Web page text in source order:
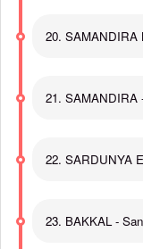
20. SAMANDIRA
21. SAMANDIRA
22. SARDUNYA
23. BAKKAL -